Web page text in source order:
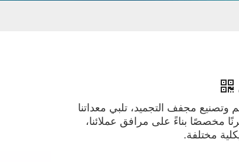
تصميم وتصنيع مجفف التجميد، تلبي معداتنا
مخصصًا بناءً على مرافق عملائنا،
مختلفة.